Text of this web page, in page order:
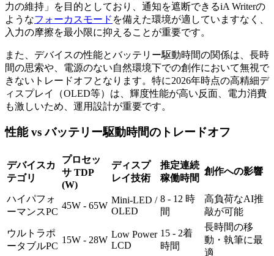
力の維持」を目的としており、通知を遮断できるiA Writerの
ようなフォーカスモード を備えた環境が適していますなく、
入力の摩擦を最小限に抑えることが重要です。
また、デバイスの性能とバッテリー駆動時間の関係は、長時
間の思索や、電源のない自然環境下での創作において無視で
きないトレードオフとなります。特に2026年時点の高精細デ
ィスプレイ（OLED等）は、輝度性能が高い反面、電力消費
も激しいため、運用設計が重要です。
性能 vs バッテリー駆動時間のトレードオフ
デバイスカ
テゴリ
プロセッ
サ TDP
(W)
ディスプ
レイ技術
推定連続
稼働時間
創作への影響
ハイパフォ
ーマンスPC
45W - 65W
Mini-LED /
OLED
8 - 12 時
間
高負荷なAI推
敲が可能
ウルトラポ
ータブルPC
15W - 28W
Low Power
LCD
15 - 2着
時間
長時間の移
動・執筆に最
適